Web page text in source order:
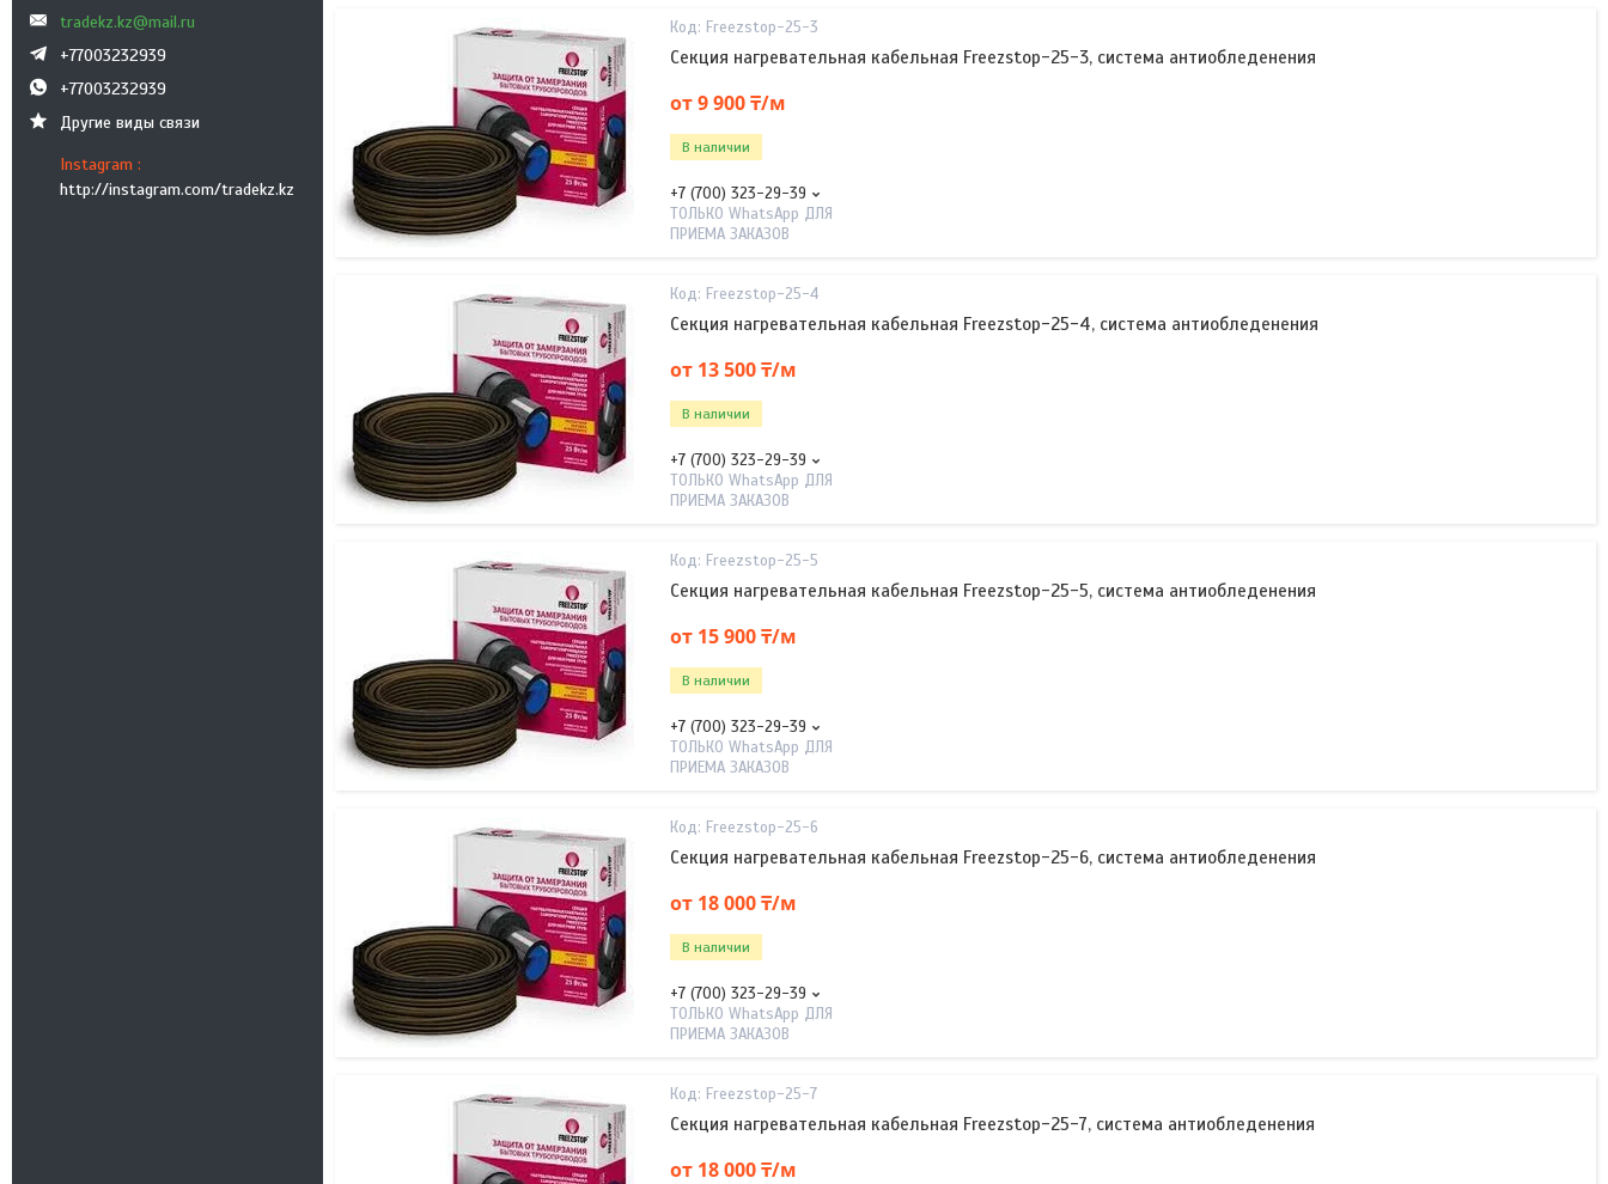
tradekz.kz@mail.ru
+77003232939
+77003232939
Другие виды связи
Instagram
http://instagram.com/tradekz.kz
Freezstop-25-3
Секция нагревательная кабельная Freezstop-25-3, система антиобледенения
от 9 900 ₸/м
В наличии
+7 (700) 323-29-39
ТОЛЬКО WhatsApp ДЛЯ
ПРИЕМА ЗАКАЗОВ
Freezstop-25-4
Секция нагревательная кабельная Freezstop-25-4, система антиобледенения
от 13 500 ₸/м
В наличии
+7 (700) 323-29-39
ТОЛЬКО WhatsApp ДЛЯ
ПРИЕМА ЗАКАЗОВ
Freezstop-25-5
Секция нагревательная кабельная Freezstop-25-5, система антиобледенения
от 15 900 ₸/м
В наличии
+7 (700) 323-29-39
ТОЛЬКО WhatsApp ДЛЯ
ПРИЕМА ЗАКАЗОВ
Freezstop-25-6
Секция нагревательная кабельная Freezstop-25-6, система антиобледенения
от 18 000 ₸/м
В наличии
+7 (700) 323-29-39
ТОЛЬКО WhatsApp ДЛЯ
ПРИЕМА ЗАКАЗОВ
Freezstop-25-7
Секция нагревательная кабельная Freezstop-25-7, система антиобледенения
от 18 000 ₸/м